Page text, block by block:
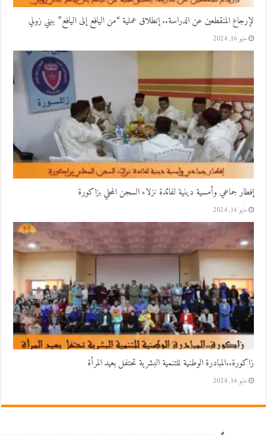
لإرجاع المنقطعين عن الدراسة.. إنطلاق عملية “من اليافع إلى اليافع” ببني زولي
مايو 16, 2024
إفطار جماعي وأمسية دينية لفائدة نزلاء السجن المحلي بزاكورة
مايو 16, 2024
زاكورة..المبادرة الوطنية للتنمية البشرية تحتفل بعيد المرأة
مايو 16, 2024